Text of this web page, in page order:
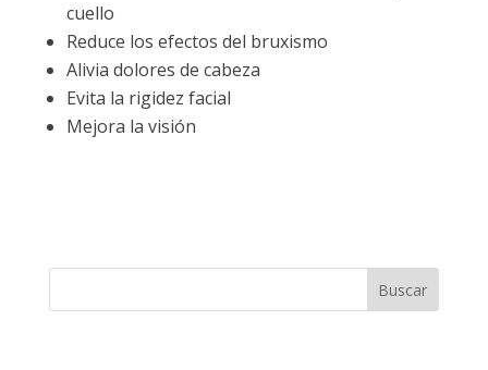
cuello
Reduce los efectos del bruxismo
Alivia dolores de cabeza
Evita la rigidez facial
Mejora la visión